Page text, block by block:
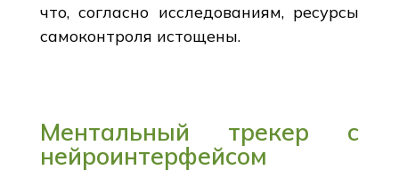
что, согласно исследованиям, ресурсы
самоконтроля истощены.
Ментальный трекер с
нейроинтерфейсом